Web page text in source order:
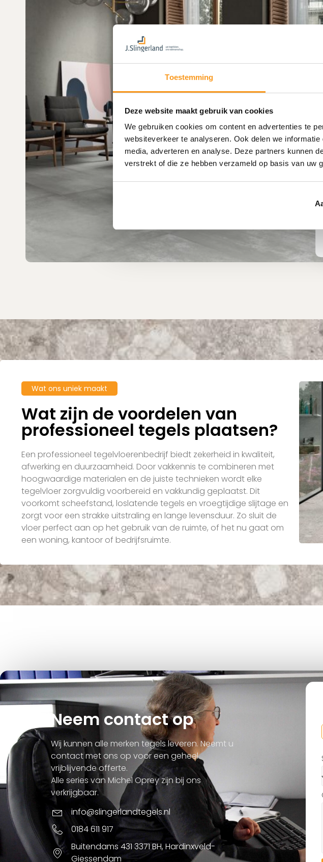
Toestemming
Deze website maakt gebruik van cookies
We gebruiken cookies om content en advertenties te
websiteverkeer te analyseren. Ook delen we
media, adverteren en analyse. Deze partners kunnen
verstrekt of die ze hebben verzameld op basis van uw
Wat ons uniek maakt
Wat zijn de voordelen van
professioneel tegels plaatsen?
Een professioneel tegelvloerenbedrijf biedt zekerheid in kwaliteit,
afwerking en duurzaamheid. Door vakkennis te combineren met
hoogwaardige materialen en de juiste technieken wordt elke
tegelvloer zorgvuldig voorbereid en vakkundig geplaatst. Dit
voorkomt scheefstand, loslatende tegels en vroegtijdige slijtage en
zorgt voor een strakke uitstraling en lange levensduur. Zo sluit de
vloer perfect aan op het gebruik van de ruimte, of het nu gaat om
een woning, kantoor of bedrijfsruimte.
Neem contact op
Wij kunnen alle merken tegels leveren. Neemt u
contact met ons op voor een geheel
vrijblijvende offerte.
Alle series van Michel Oprey zijn bij ons
verkrijgbaar.
info@slingerlandtegels.nl
0184 611 917
Buitendams 431 3371 BH, Hardinxveld-
Giessendam